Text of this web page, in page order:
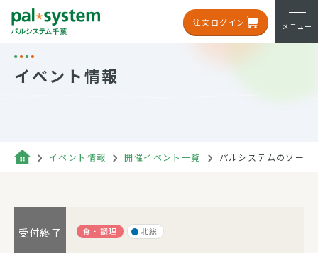
注文ログイン メニュー
イベント情報
イベント情報 開催イベント一覧 パルシステムのソー
受付終了 食・調理 北総